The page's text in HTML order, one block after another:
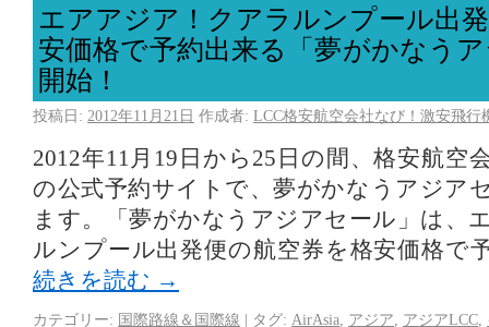
エアアジア！クアラルンプール出
安価格で予約出来る「夢がかなう
開始！
投稿日: 2012年11月21日 作成者: LCC格安航空会社なび！激安飛行
2012年11月19日から25日の間、格安航空
の公式予約サイトで、夢がかなうアジア
ます。「夢がかなうアジアセール」は、
ルンプール出発便の航空券を格安価格で
続きを読む →
カテゴリー: 国際路線＆国際線 | タグ: AirAsia アジア アジアLCC